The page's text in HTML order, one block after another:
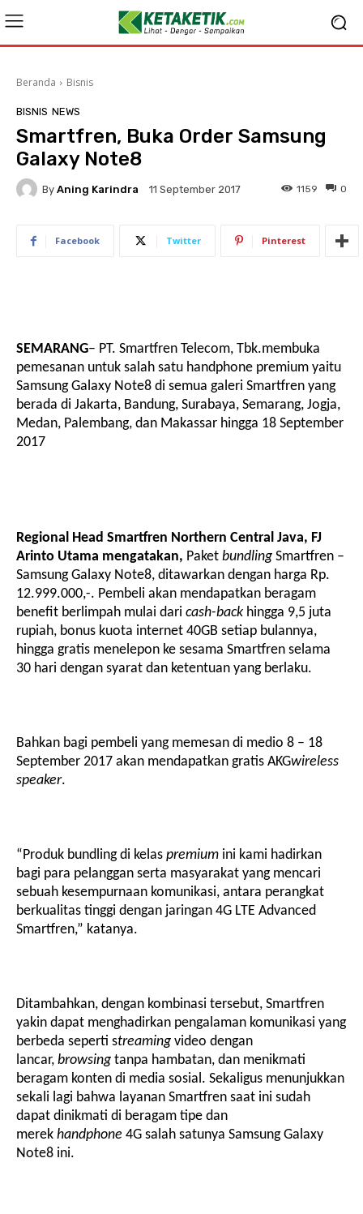
Beranda Bisnis
BISNIS NEWS
Smartfren, Buka Order Samsung
Galaxy Note8
By Aning Karindra 11 September 2017 0
1159
Facebook Twitter Pinterest
SEMARANG– PT. Smartfren Telecom, Tbk.membuka
pemesanan untuk salah satu handphone premium yaitu
Samsung Galaxy Note8 di semua galeri Smartfren yang
berada di Jakarta, Bandung, Surabaya, Semarang, Jogja,
Medan, Palembang, dan Makassar hingga 18 September
2017
Regional Head Smartfren Northern Central Java, FJ
Arinto Utama mengatakan, Paket bundling Smartfren –
SamsungGalaxy Note8, ditawarkan dengan harga Rp.
12.999.000,-. Pembeli akan mendapatkan beragam
benefit berlimpah mulai dari cash-back hingga 9,5 juta
rupiah, bonus kuota internet 40GB setiap bulannya,
hingga gratis menelepon ke sesama Smartfren selama
30 hari dengan syarat dan ketentuan yang berlaku.
Bahkan bagi pembeli yang memesan di medio 8 – 18
September 2017 akan mendapatkan gratis AKGwireless
speaker.
“Produk bundling di kelas premium ini kami hadirkan
bagi para pelanggan serta masyarakat yang mencari
sebuah kesempurnaan komunikasi, antara perangkat
berkualitas tinggi dengan jaringan 4G LTE Advanced
Smartfren,” katanya.
Ditambahkan, dengan kombinasi tersebut, Smartfren
yakin dapat menghadirkan pengalaman komunikasi yang
berbeda seperti streaming video dengan
lancar, browsing tanpa hambatan, dan menikmati
beragam konten di media sosial. Sekaligus menunjukkan
sekali lagi bahwa layanan Smartfren saat ini sudah
dapat dinikmati di beragam tipe dan
merek handphone 4G salah satunya Samsung Galaxy
Note8 ini.